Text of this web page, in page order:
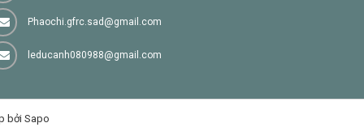
Phaochi.gfrc.sad@gmail.com
leducanh080988@gmail.com
bởi Sapo